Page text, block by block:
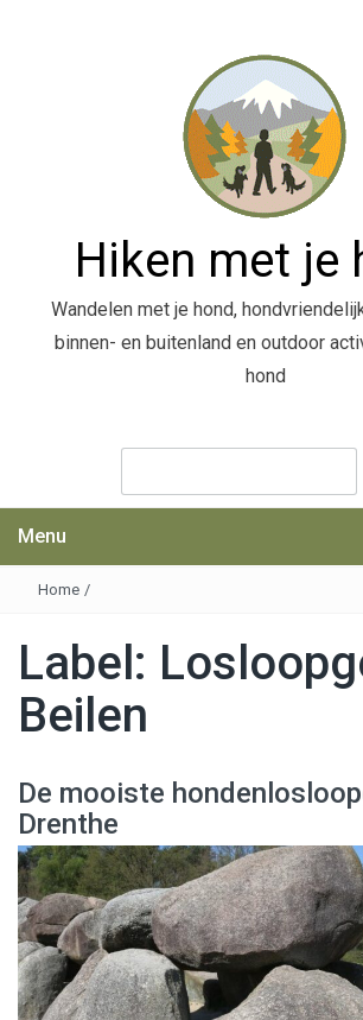
Hiken met je
Wandelen met je hond,
binnen- en buitenland en outdoor
hond
Menu
Home /
Label:
Beilen
De mooiste
Drenthe